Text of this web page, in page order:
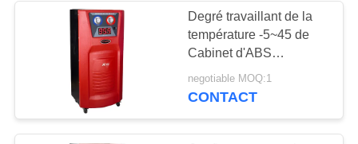
Machine de
récupération de gaz
Degré travaillant de la
température -5~45 de
Cabinet d'ABS
d'inflation de pneu
d'azote de camions des
negotiable MOQ:1
CONTACT